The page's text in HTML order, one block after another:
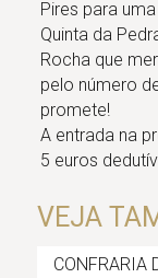
Pires para
Quinta da
Rocha que
pelo número
promete!
A entrada na
5 euros
VEJA
CONFRARIA